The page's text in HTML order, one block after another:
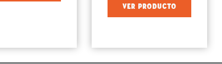
VER PRODUCTO